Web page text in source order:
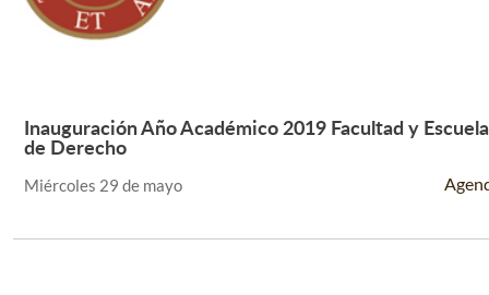
Leer Más +
Inauguración Año Académico 2019 Facultad y Escuela
de Derecho
Miércoles 29 de mayo